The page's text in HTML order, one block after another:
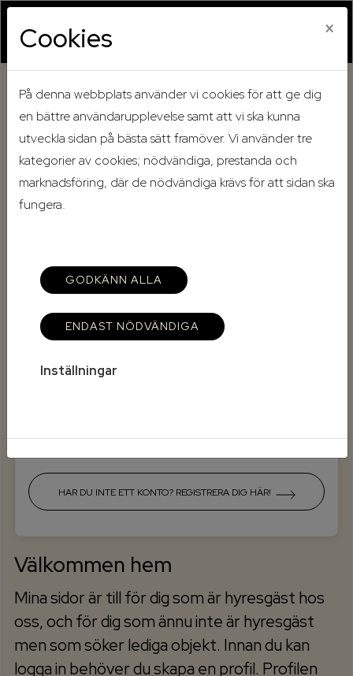
Hem Mina sidor
Mina sidor
Starta Mobilt BankID
HAR DU INTE ETT KONTO? REGISTRERA DIG HÄR!
Välkommen hem
Mina sidor är till för dig som är hyresgäst hos
oss, och för dig som ännu inte är hyresgäst
men som söker lediga objekt. Innan du kan
logga in behöver du skapa en profil. Profilen
Cookies ×
På denna webbplats använder vi cookies för att ge dig
en bättre användarupplevelse samt att vi ska kunna
utveckla sidan på bästa sätt framöver. Vi använder tre
kategorier av cookies; nödvändiga, prestanda och
marknadsföring, där de nödvändiga krävs för att sidan ska
fungera.
GODKÄNN ALLA
ENDAST NÖDVÄNDIGA
Inställningar